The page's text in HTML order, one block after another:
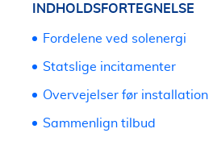
INDHOLDSFORTEGNELSE
Fordelene ved solenergi
Statslige incitamenter
Overvejelser før installation
Sammenlign tilbud